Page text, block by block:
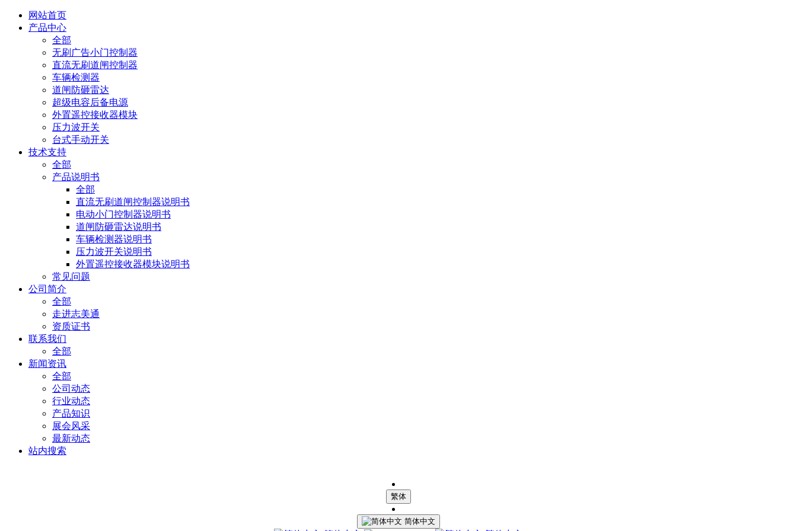
网站首页
产品中心
全部
无刷广告小门控制器
直流无刷道闸控制器
车辆检测器
道闸防砸雷达
超级电容后备电源
外置遥控接收器模块
压力波开关
台式手动开关
技术支持
全部
产品说明书
全部
直流无刷道闸控制器说明书
电动小门控制器说明书
道闸防砸雷达说明书
车辆检测器说明书
压力波开关说明书
外置遥控接收器模块说明书
常见问题
公司简介
全部
走进志美通
资质证书
联系我们
全部
新闻资讯
全部
公司动态
行业动态
产品知识
展会风采
最新动态
站内搜索
繁体
简体中文